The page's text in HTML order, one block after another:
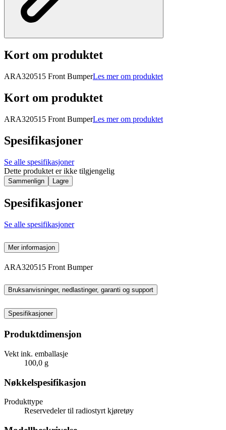
Kort om produktet
ARA320515 Front BumperLes mer om produktet
Kort om produktet
ARA320515 Front BumperLes mer om produktet
Spesifikasjoner
Se alle spesifikasjoner
Dette produktet er ikke tilgjengelig
Sammenlign Lagre
Spesifikasjoner
Se alle spesifikasjoner
Mer informasjon
ARA320515 Front Bumper
Bruksanvisninger, nedlastinger, garanti og support
Spesifikasjoner
Produktdimensjon
Vekt ink. emballasje
100,0 g
Nøkkelspesifikasjon
Produkttype
Reservedeler til radiostyrt kjøretøy